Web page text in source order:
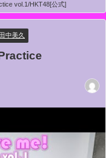
vol.1/HKT48[公式]
田中美久